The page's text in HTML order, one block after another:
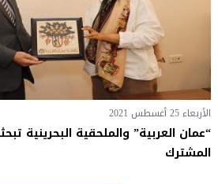
الأربعاء 25 أغسطس 2021
“عمان العربية” والملحقية البحرينية
المشترك